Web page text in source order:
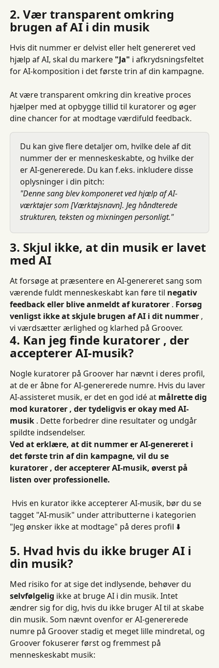
2. Vær transparent omkring
brugen af ​​AI i din musik
Hvis dit nummer er delvist eller helt genereret ved
hjælp af AI, skal du markere "Ja" i afkrydsningsfeltet
for AI-komposition i det første trin af din kampagne.
At være transparent omkring din kreative proces
hjælper med at opbygge tillid til kuratorer og øger
dine chancer for at modtage værdifuld feedback.
Du kan give flere detaljer om, hvilke dele af dit
nummer der er menneskeskabte, og hvilke der
er AI-genererede. Du kan f.eks. inkludere disse
oplysninger i din pitch:
"Denne sang blev komponeret ved hjælp af AI-
værktøjer som [Værktøjsnavn]. Jeg håndterede
strukturen, teksten og mixningen personligt."
3. Skjul ikke, at din musik er lavet
med AI
At forsøge at præsentere en AI-genereret sang som
værende fuldt menneskeskabt kan føre til negativ
feedback eller blive anmeldt af kuratorer . Forsøg
venligst ikke at skjule brugen af ​​AI i dit nummer ,
vi værdsætter ærlighed og klarhed på Groover.
4. Kan jeg finde kuratorer , der
accepterer AI-musik?
Nogle kuratorer på Groover har nævnt i deres profil,
at de er åbne for AI-genererede numre. Hvis du laver
AI-assisteret musik, er det en god idé at målrette dig
mod kuratorer , der tydeligvis er okay med AI-
musik . Dette forbedrer dine resultater og undgår
spildte indsendelser.
Ved at erklære, at dit nummer er AI-genereret i
det første trin af din kampagne, vil du se
kuratorer , der accepterer AI-musik, øverst på
listen over professionelle.
tagget "AI-musik" under attributterne i kategorien
"Jeg ønsker ikke at modtage" på deres profil ⬇️
5. Hvad hvis du ikke bruger AI i
din musik?
Med risiko for at sige det indlysende, behøver du
selvfølgelig ikke at bruge AI i din musik. Intet
ændrer sig for dig, hvis du ikke bruger AI til at skabe
din musik. Som nævnt ovenfor er AI-genererede
numre på Groover stadig et meget lille mindretal, og
Groover fokuserer først og fremmest på
menneskeskabt musik: